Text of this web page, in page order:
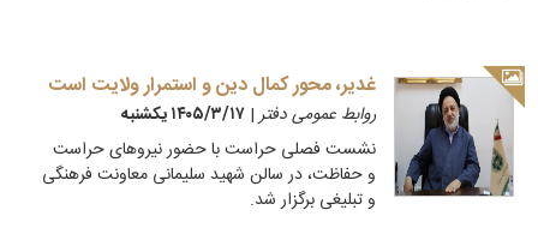
غدیر، محور کمال دین و استمرار ولایت است
روابط عمومی دفتر| ۱۴۰۵/۳/۱۷ يكشنبه
نشست فصلی حراست با حضور نیروهای حراست
و حفاظت، در سالن شهید سلیمانی معاونت فرهنگی
و تبلیغی برگزار شد.